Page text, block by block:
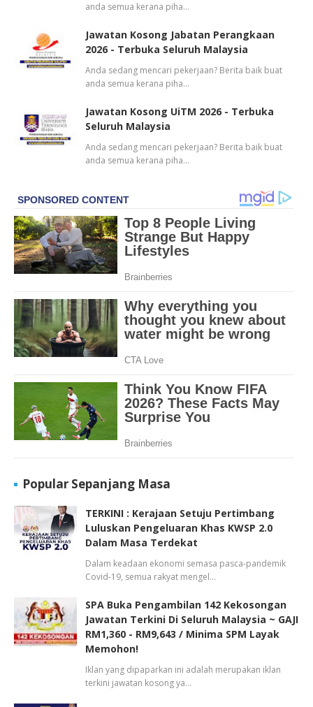
anda semua kerana piha…
Jawatan Kosong Jabatan Perangkaan
2026 - Terbuka Seluruh Malaysia
Anda sedang mencari pekerjaan? Berita baik buat
anda semua kerana piha…
Jawatan Kosong UiTM 2026 - Terbuka
Seluruh Malaysia
Anda sedang mencari pekerjaan? Berita baik buat
anda semua kerana piha…
Popular Sepanjang Masa
TERKINI : Kerajaan Setuju Pertimbang
Luluskan Pengeluaran Khas KWSP 2.0
Dalam Masa Terdekat
Dalam keadaan ekonomi semasa pasca-pandemik
Covid-19, semua rakyat mengel…
SPA Buka Pengambilan 142 Kekosongan
Jawatan Terkini Di Seluruh Malaysia ~ GAJI
RM1,360 - RM9,643 / Minima SPM Layak
Memohon!
Iklan yang dipaparkan ini adalah merupakan iklan
terkini jawatan kosong ya…